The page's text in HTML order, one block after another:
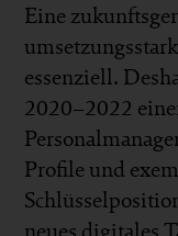
Eine
essenziell.
2020–2022
Profile und